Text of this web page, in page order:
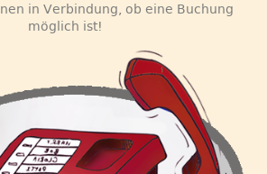
in Verbindung, ob eine Buchung
möglich ist!